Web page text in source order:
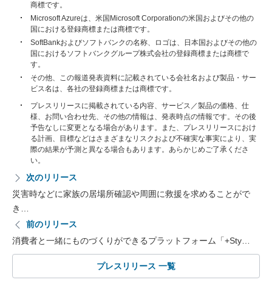
商標です。
Microsoft Azureは、米国Microsoft Corporationの米国およびその他の
国における登録商標または商標です。
SoftBankおよびソフトバンクの名称、ロゴは、日本国およびその他の
国におけるソフトバンクグループ株式会社の登録商標または商標で
す。
その他、この報道発表資料に記載されている会社名および製品・サー
ビス名は、各社の登録商標または商標です。
プレスリリースに掲載されている内容、サービス／製品の価格、仕
様、お問い合わせ先、その他の情報は、発表時点の情報です。その後
予告なしに変更となる場合があります。また、プレスリリースにおけ
る計画、目標などはさまざまなリスクおよび不確実な事実により、実
際の結果が予測と異なる場合もあります。あらかじめご了承くださ
い。
次のリリース
災害時などに家族の居場所確認や周囲に救援を求めることがで
き…
前のリリース
消費者と一緒にものづくりができるプラットフォーム「+Sty…
プレスリリース 一覧